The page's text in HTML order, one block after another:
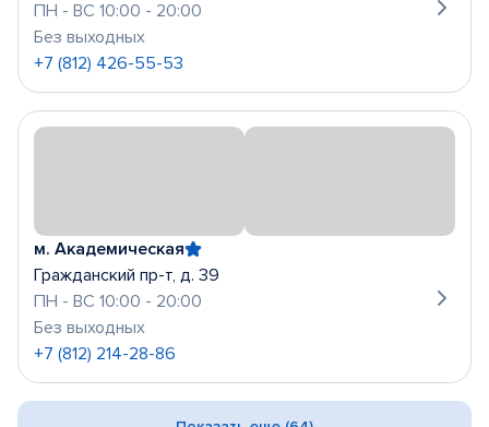
ПН - ВС 10:00 - 20:00
Без выходных
+7 (812) 426-55-53
м. Академическая
Гражданский пр-т, д. 39
ПН - ВС 10:00 - 20:00
Без выходных
+7 (812) 214-28-86